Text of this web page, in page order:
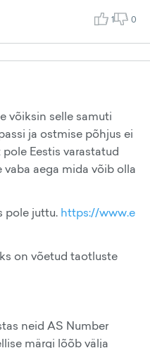
1 0
võiksin selle samuti
ja ostmise põhjus ei
Eestis varastatud
aega mida võib olla
pole juttu. https://www.e
on võetud taotluste
neid AS Number
märgi lõõb välja